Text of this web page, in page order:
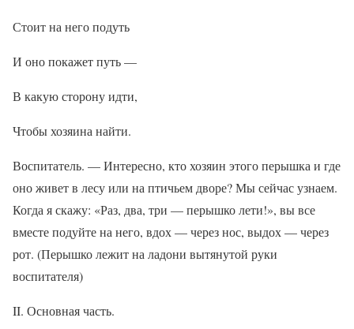
Стоит на него подуть
И оно покажет путь —
В какую сторону идти,
Чтобы хозяина найти.
Воспитатель. — Интересно, кто хозяин этого перышка и где
оно живет в лесу или на птичьем дворе? Мы сейчас узнаем.
Когда я скажу: «Раз, два, три — перышко лети!», вы все
вместе подуйте на него, вдох — через нос, выдох — через
рот. (Перышко лежит на ладони вытянутой руки
воспитателя)
II. Основная часть.